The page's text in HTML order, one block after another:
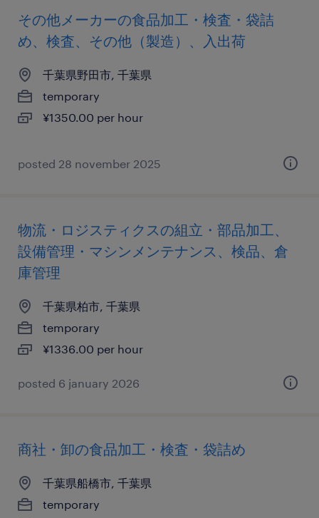
その他メーカーの食品加工・検査・袋詰
め、検査、その他（製造）、入出荷
千葉県野田市, 千葉県
temporary
¥1350.00 per hour
posted 28 november 2025
物流・ロジスティクスの組立・部品加工、
設備管理・マシンメンテナンス、検品、倉
庫管理
千葉県柏市, 千葉県
temporary
¥1336.00 per hour
posted 6 january 2026
商社・卸の食品加工・検査・袋詰め
千葉県船橋市, 千葉県
temporary